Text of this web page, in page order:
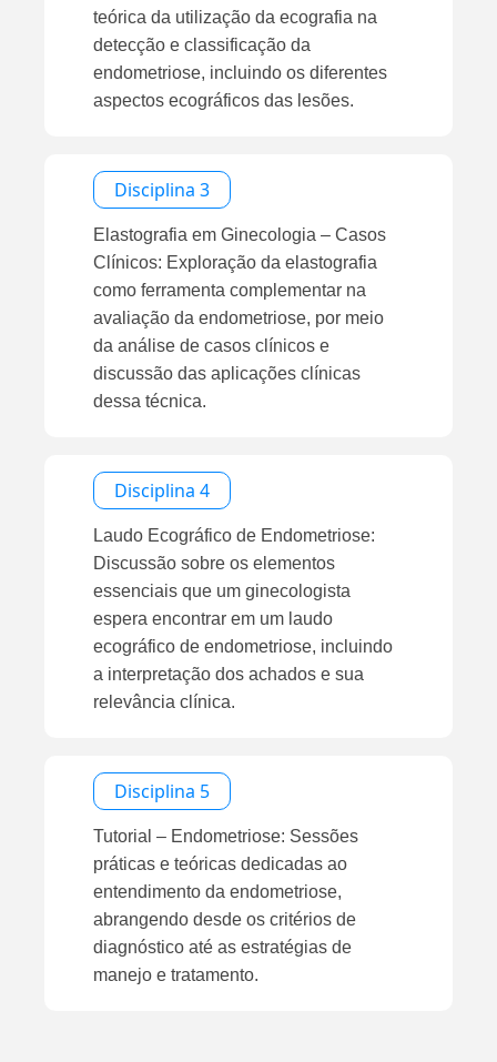
teórica da utilização da ecografia na
detecção e classificação da
endometriose, incluindo os diferentes
aspectos ecográficos das lesões.
Disciplina 3
Elastografia em Ginecologia – Casos
Clínicos: Exploração da elastografia
como ferramenta complementar na
avaliação da endometriose, por meio
da análise de casos clínicos e
discussão das aplicações clínicas
dessa técnica.
Disciplina 4
Laudo Ecográfico de Endometriose:
Discussão sobre os elementos
essenciais que um ginecologista
espera encontrar em um laudo
ecográfico de endometriose, incluindo
a interpretação dos achados e sua
relevância clínica.
Disciplina 5
Tutorial – Endometriose: Sessões
práticas e teóricas dedicadas ao
entendimento da endometriose,
abrangendo desde os critérios de
diagnóstico até as estratégias de
manejo e tratamento.